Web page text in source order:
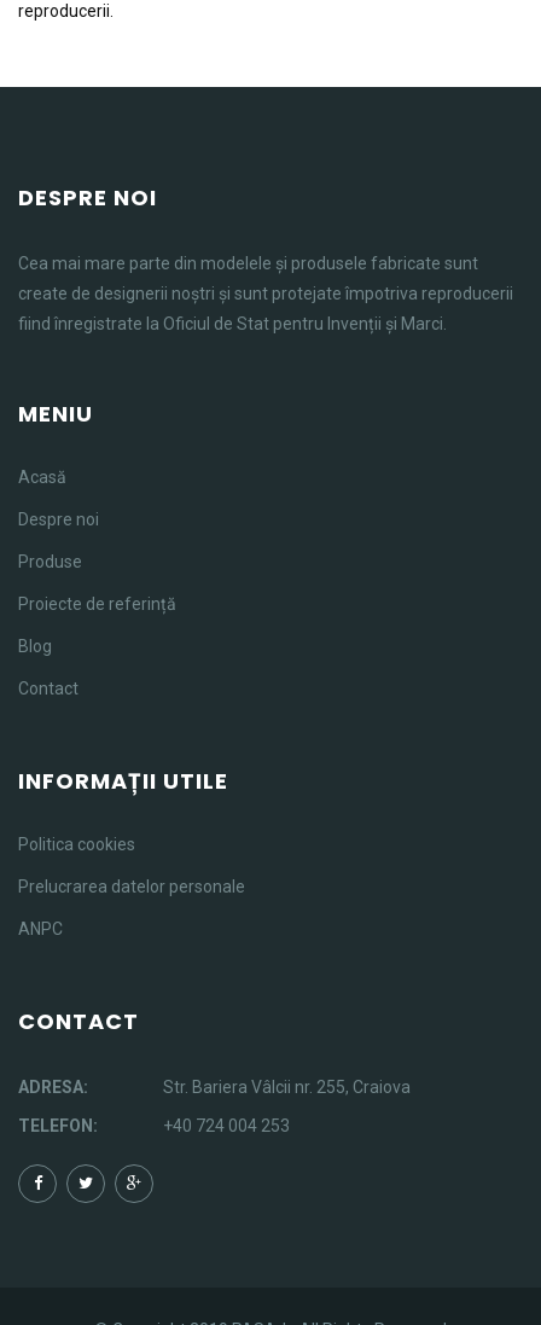
reproducerii.
DESPRE NOI
Cea mai mare parte din modelele și produsele fabricate sunt
create de designerii noștri și sunt protejate împotriva reproducerii
fiind înregistrate la Oficiul de Stat pentru Invenții și Marci.
MENIU
Acasă
Despre noi
Produse
Proiecte de referință
Blog
Contact
INFORMAȚII UTILE
Politica cookies
Prelucrarea datelor personale
ANPC
CONTACT
ADRESA:
Str. Bariera Vâlcii nr. 255, Craiova
TELEFON:
+40 724 004 253